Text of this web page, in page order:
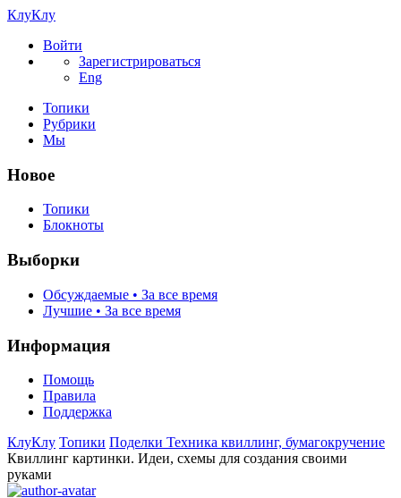
КлуКлу
Войти
Зарегистрироваться
Eng
Топики
Рубрики
Мы
Новое
Топики
Блокноты
Выборки
Обсуждаемые • За все время
Лучшие • За все время
Информация
Помощь
Правила
Поддержка
КлуКлу Топики Поделки Техника квиллинг, бумагокручение
Квиллинг картинки. Идеи, схемы для создания своими
руками